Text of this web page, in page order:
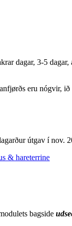
dagar, 3-5
eru nógvir,
útgav í nov.
& hareterrine
bagside